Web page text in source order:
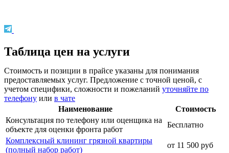
Таблица цен на услуги
Стоимость и позиции в прайсе указаны для понимания
предоставляемых услуг. Предложение с точной ценой, с
учетом специфики, сложности и пожеланий уточняйте по
телефону или в чате
Наименование
Стоимость
Консультация по телефону или оценщика на
объекте для оценки фронта работ
Бесплатно
Комплексный клининг грязной квартиры
(полный набор работ)
от 11 500 руб